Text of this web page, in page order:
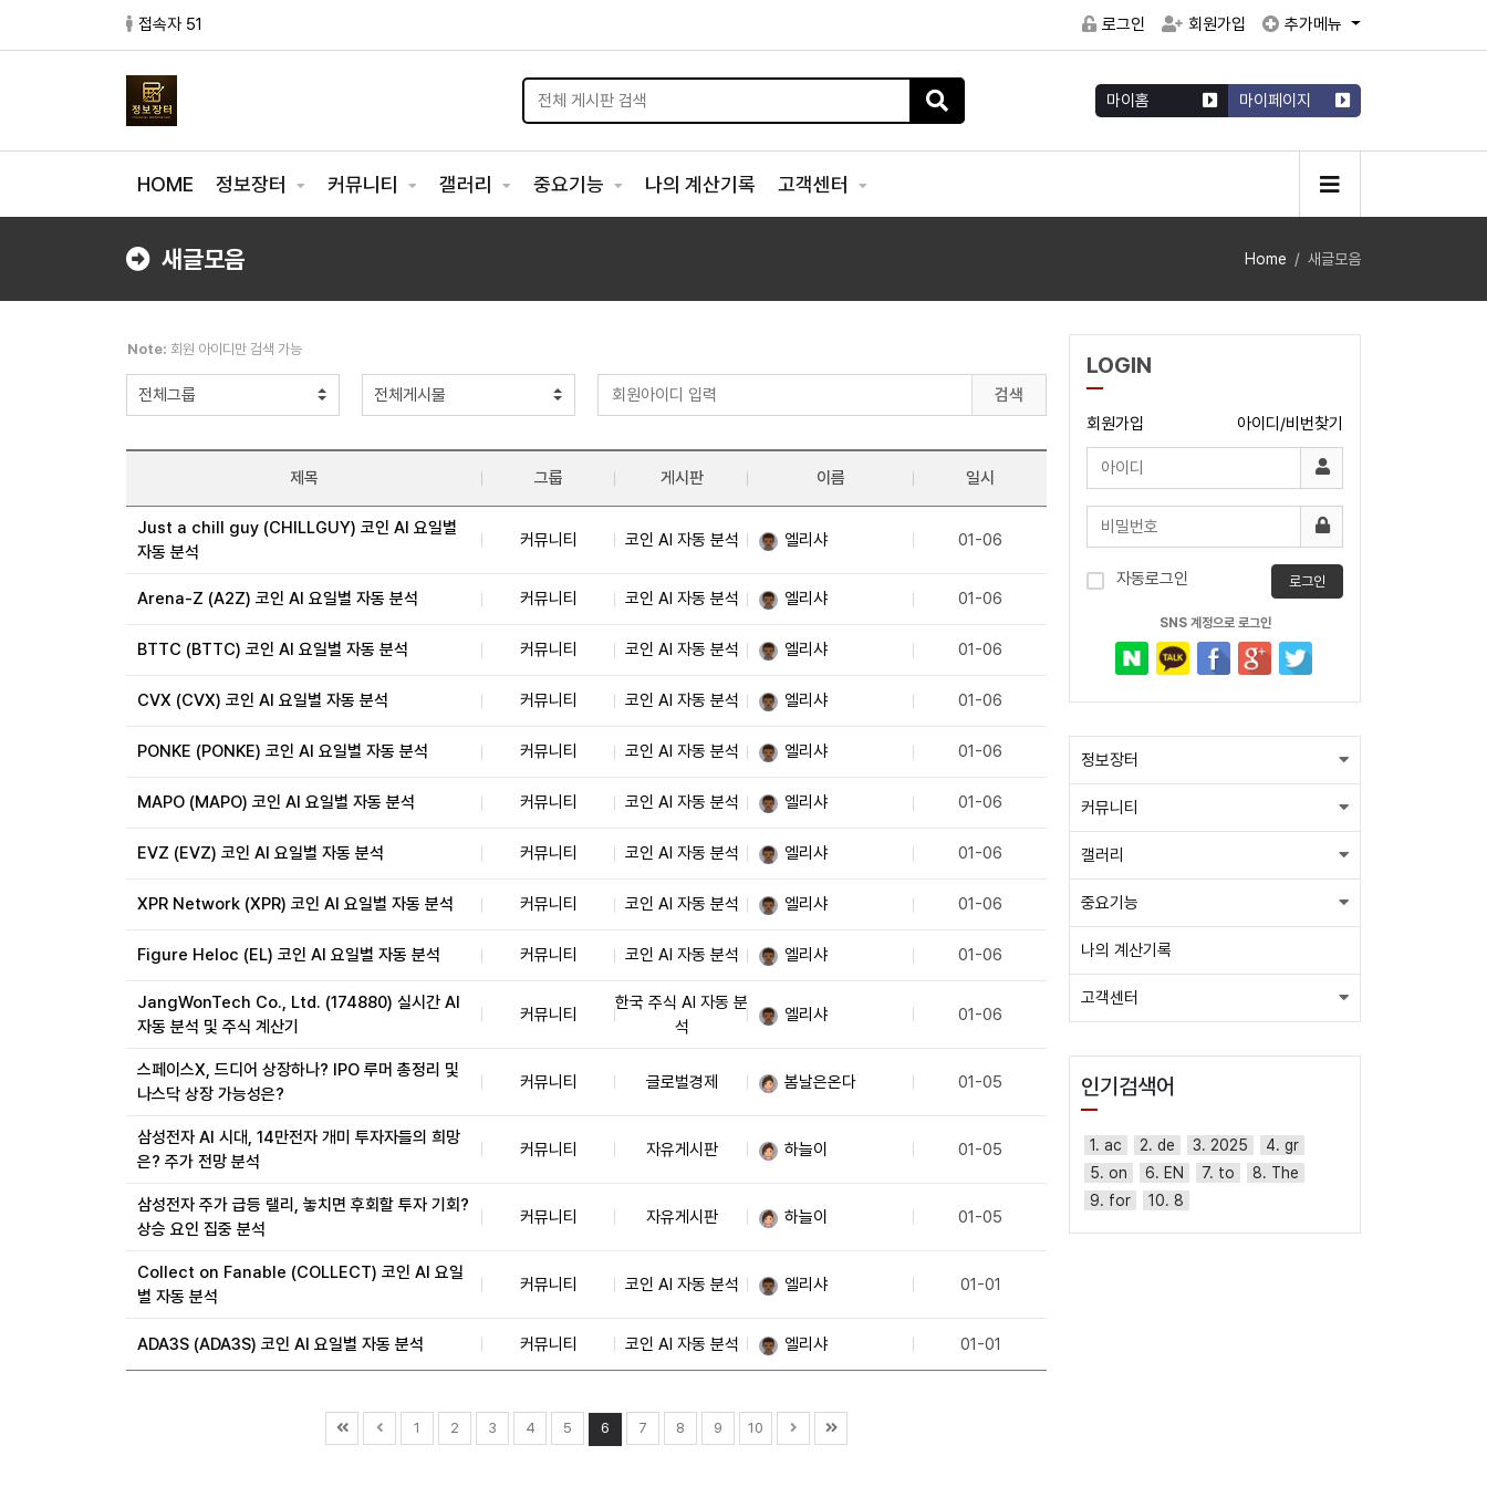
접속자 51 로그인 회원가입 추가메뉴
마이홈 마이페이지
HOME 정보장터 커뮤니티 갤러리 중요기능 나의 계산기록 고객센터
새글모음 Home 새글모음
Note: 회원 아이디만 검색 가능
검색
제목 그룹 게시판 이름 일시
Just a chill guy (CHILLGUY) 코인 AI 요일별
자동 분석
커뮤니티 코인 AI 자동 분석 엘리샤 01-06
Arena-Z (A2Z) 코인 AI 요일별 자동 분석 커뮤니티 코인 AI 자동 분석 엘리샤 01-06
BTTC (BTTC) 코인 AI 요일별 자동 분석 커뮤니티 코인 AI 자동 분석 엘리샤 01-06
CVX (CVX) 코인 AI 요일별 자동 분석 커뮤니티 코인 AI 자동 분석 엘리샤 01-06
PONKE (PONKE) 코인 AI 요일별 자동 분석 커뮤니티 코인 AI 자동 분석 엘리샤 01-06
MAPO (MAPO) 코인 AI 요일별 자동 분석 커뮤니티 코인 AI 자동 분석 엘리샤 01-06
EVZ (EVZ) 코인 AI 요일별 자동 분석 커뮤니티 코인 AI 자동 분석 엘리샤 01-06
XPR Network (XPR) 코인 AI 요일별 자동 분석 커뮤니티 코인 AI 자동 분석 엘리샤 01-06
Figure Heloc (EL) 코인 AI 요일별 자동 분석 커뮤니티 코인 AI 자동 분석 엘리샤 01-06
JangWonTech Co., Ltd. (174880) 실시간 AI
자동 분석 및 주식 계산기
커뮤니티
한국 주식 AI 자동 분
석
엘리샤 01-06
스페이스X, 드디어 상장하나? IPO 루머 총정리 및
나스닥 상장 가능성은?
커뮤니티 글로벌경제 봄날은온다 01-05
삼성전자 AI 시대, 14만전자 개미 투자자들의 희망
은? 주가 전망 분석
커뮤니티 자유게시판 하늘이 01-05
삼성전자 주가 급등 랠리, 놓치면 후회할 투자 기회?
상승 요인 집중 분석
커뮤니티 자유게시판 하늘이 01-05
Collect on Fanable (COLLECT) 코인 AI 요일
별 자동 분석
커뮤니티 코인 AI 자동 분석 엘리샤 01-01
ADA3S (ADA3S) 코인 AI 요일별 자동 분석 커뮤니티 코인 AI 자동 분석 엘리샤 01-01
1 2 3 4 5 6 7 8 9 10
LOGIN
회원가입 아이디/비번찾기
자동로그인 로그인
SNS 계정으로 로그인
정보장터
커뮤니티
갤러리
중요기능
나의 계산기록
고객센터
인기검색어
1. ac 2. de 3. 2025
4. gr
5. on
6. EN 7. to
8. The
9. for
10. 8